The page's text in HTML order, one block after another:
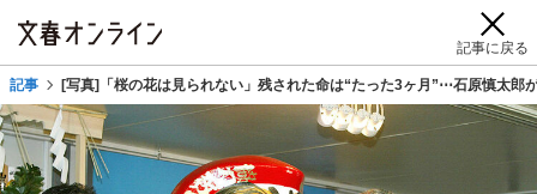
記事に戻る
記事 [写真]「桜の花は見られない」残された命は“たった3ヶ月”⋯石原慎太